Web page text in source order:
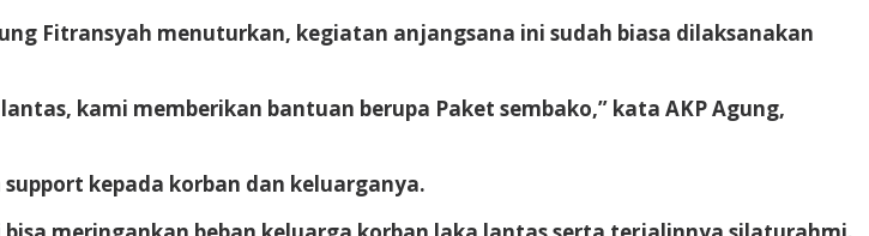
Fitransyah menuturkan, kegiatan anjangsana ini sudah biasa dilaksanakan
kami memberikan bantuan berupa Paket sembako,” kata AKP Agung,
kepada korban dan keluarganya.